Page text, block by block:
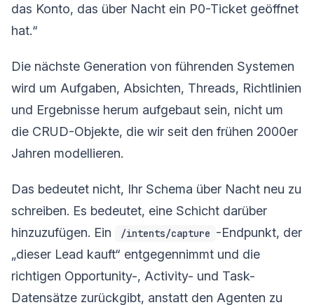
das Konto, das über Nacht ein P0-Ticket geöffnet
hat.“
Die nächste Generation von führenden Systemen
wird um Aufgaben, Absichten, Threads, Richtlinien
und Ergebnisse herum aufgebaut sein, nicht um
die CRUD-Objekte, die wir seit den frühen 2000er
Jahren modellieren.
Das bedeutet nicht, Ihr Schema über Nacht neu zu
schreiben. Es bedeutet, eine Schicht darüber
hinzuzufügen. Ein
/intents/capture -Endpunkt, der
„dieser Lead kauft“ entgegennimmt und die
richtigen Opportunity-, Activity- und Task-
Datensätze zurückgibt, anstatt den Agenten zu